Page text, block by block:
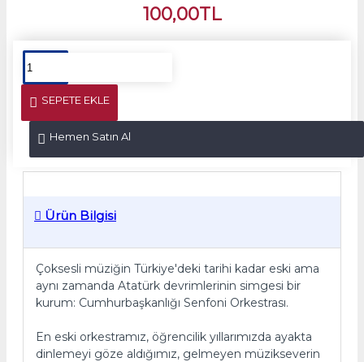
100,00TL
SEPETE EKLE
Hemen Satın Al
Ürün Bilgisi
Çoksesli müziğin Türkiye'deki tarihi kadar eski ama
aynı zamanda Atatürk devrimlerinin simgesi bir
kurum: Cumhurbaşkanlığı Senfoni Orkestrası.
En eski orkestramız, öğrencilik yıllarımızda ayakta
dinlemeyi göze aldığımız, gelmeyen müzikseverin